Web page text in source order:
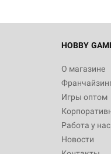
HOBBY
О магазине
Игры оптом
Работа у нас
Новости
Белая
12 990
3 490